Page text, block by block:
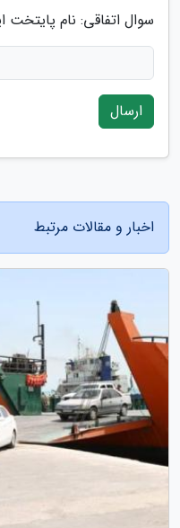
سوال اتفاقی: نام
ارسال
اخبار و مقالات مرتبط